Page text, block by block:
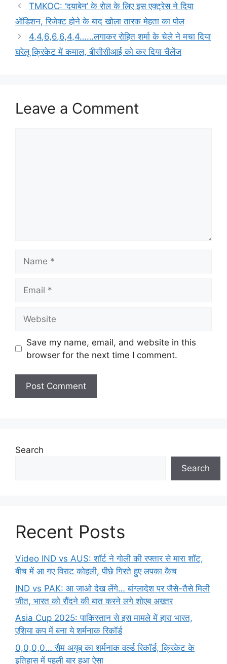
TMKOC: ‘दयाबेन’ के रोल के लिए इस एक्ट्रेस ने दिया
ऑडिशन, रिजेक्ट होने के बाद खोला तारक मेहता का पोल
4,4,6,6,6,4,4……लगाकर रोहित शर्मा के चेले ने मचा दिया
घरेलू क्रिकेट में कमाल, बीसीसीआई को कर दिया चैलेंज
Leave a Comment
Save my name, email, and website in this
browser for the next time I comment.
Search
Search
Recent Posts
Video IND vs AUS: शॉर्ट ने गोली की रफ्तार से मारा शॉट,
बीच में आ गए विराट कोहली, पीछे गिरते हुए लपका कैच
IND vs PAK: आ जाओ देख लेंगे… बांग्लादेश पर जैसे-तैसे मिली
जीत, भारत को रौंदने की बात करने लगे शोएब अख्तर
Asia Cup 2025: पाकिस्तान से इस मामले में हारा भारत,
एशिया कप में बना ये शर्मनाक रिकॉर्ड
0,0,0,0… सैम अयूब का शर्मनाक वर्ल्ड रिकॉर्ड, क्रिकेट के
इतिहास में पहली बार हुआ ऐसा